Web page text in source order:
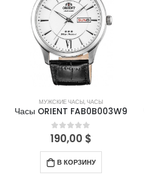
МУЖСКИЕ ЧАСЫ,ЧАСЫ
Часы ORIENT FAB0B003W9
0out of 5
190,00 $
В КОРЗИНУ